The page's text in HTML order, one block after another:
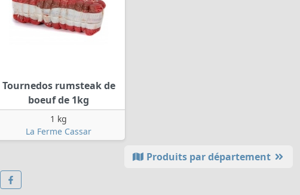
Tournedos rumsteak de
boeuf de 1kg
1 kg
La Ferme Cassar
Produits par département